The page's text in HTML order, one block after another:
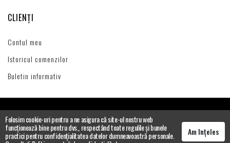
Folosim cookie-uri pentru a ne asigura că site-ul nostru web
funcționează bine pentru dvs., respectând toate regulile și bunele
practici pentru confidențialitatea datelor dumneavoastră personale. Am înțeles
CLIENȚI
Contul meu
Istoricul comenzilor
Buletin informativ